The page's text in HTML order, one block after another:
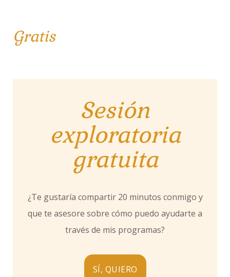
Gratis
Sesión
exploratoria
gratuita
¿Te gustaría compartir 20 minutos conmigo y
que te asesore sobre cómo puedo ayudarte a
través de mis programas?
SÍ, QUIERO